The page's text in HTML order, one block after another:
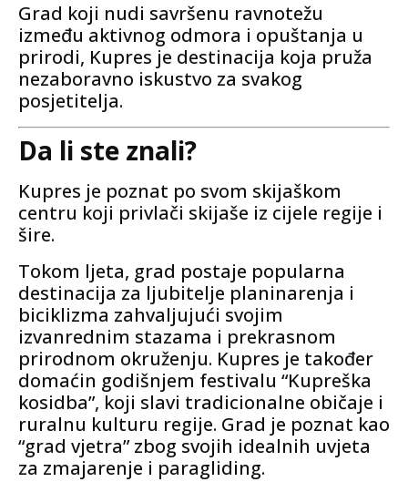
Grad koji nudi savršenu ravnotežu
između aktivnog odmora i opuštanja u
prirodi, Kupres je destinacija koja pruža
nezaboravno iskustvo za svakog
posjetitelja.
Da li ste znali?
Kupres je poznat po svom skijaškom
centru koji privlači skijaše iz cijele regije i
šire.
Tokom ljeta, grad postaje popularna
destinacija za ljubitelje planinarenja i
biciklizma zahvaljujući svojim
izvanrednim stazama i prekrasnom
prirodnom okruženju. Kupres je također
domaćin godišnjem festivalu “Kupreška
kosidba”, koji slavi tradicionalne običaje i
ruralnu kulturu regije. Grad je poznat kao
“grad vjetra” zbog svojih idealnih uvjeta
za zmajarenje i paragliding.